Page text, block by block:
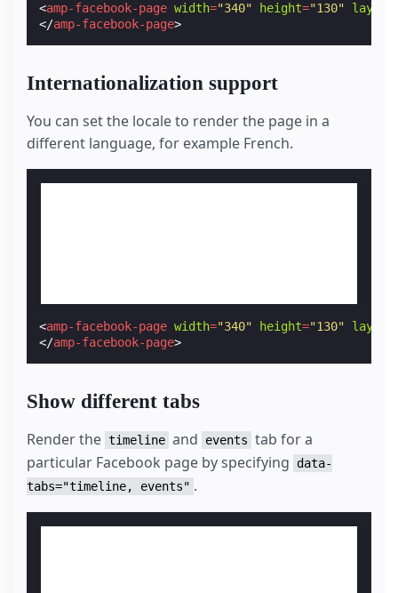
<amp-facebook-page width="340" height="130" layout
</amp-facebook-page>
Internationalization support
You can set the locale to render the page in a
different language, for example French.
<amp-facebook-page width="340" height="130" layout
</amp-facebook-page>
Show different tabs
Render the timeline and events tab for a
particular Facebook page by specifying
data-
tabs="timeline, events" .